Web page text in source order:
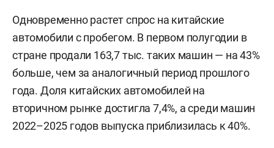
Одновременно растет спрос на китайские
автомобили с пробегом. В первом полугодии в
стране продали 163,7 тыс. таких машин — на 43%
больше, чем за аналогичный период прошлого
года. Доля китайских автомобилей на
вторичном рынке достигла 7,4%, а среди машин
2022–2025 годов выпуска приблизилась к 40%.